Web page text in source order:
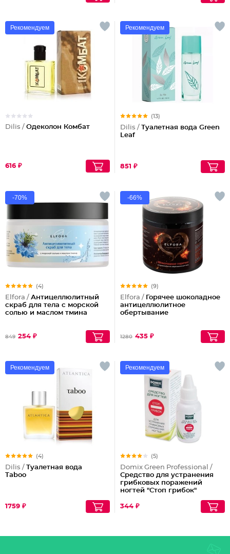
Рекомендуем
Dilis / Одеколон Комбат
616 ₽
Рекомендуем
(13)
Dilis / Туалетная вода Green
Leaf
851 ₽
-70%
(4)
Elfora / Антицеллюлитный
скраб для тела с морской
солью и маслом тмина
849 254 ₽
-66%
(9)
Elfora / Горячее шоколадное
антицеллюлитное
обертывание
1280 435 ₽
Рекомендуем
(4)
Dilis / Туалетная вода
Taboo
1759 ₽
Рекомендуем
(5)
Domix Green Professional /
Средство для устранения
грибковых поражений
ногтей "Стоп грибок"
344 ₽